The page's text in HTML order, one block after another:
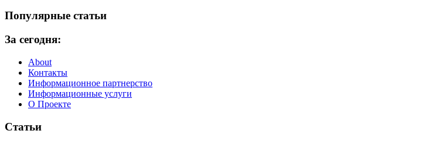
Популярные статьи
За сегодня:
About
Контакты
Информационное партнерство
Информационные услуги
О Проекте
Статьи